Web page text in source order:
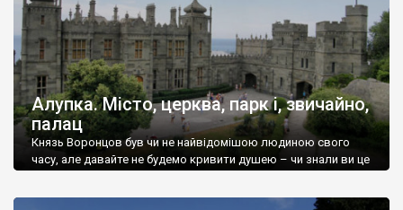
Алупка. Місто, церква, парк і, звичайно,
палац
Князь Воронцов був чи не найвідомішою людиною свого
часу, але давайте не будемо кривити душею – чи знали ви це